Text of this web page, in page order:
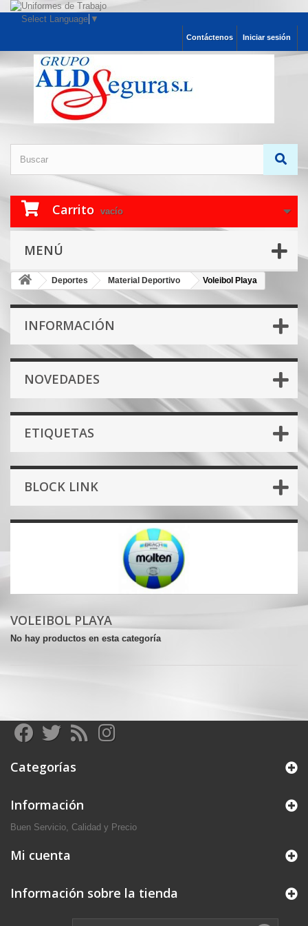
Select Language ▼
Iniciar sesión
Contáctenos
Carrito vacío
MENÚ
Deportes Material Deportivo Voleibol Playa
INFORMACIÓN
NOVEDADES
ETIQUETAS
BLOCK LINK
VOLEIBOL PLAYA
No hay productos en esta categoría
Categorías
Información
Buen Servicio, Calidad y Precio
Mi cuenta
Información sobre la tienda